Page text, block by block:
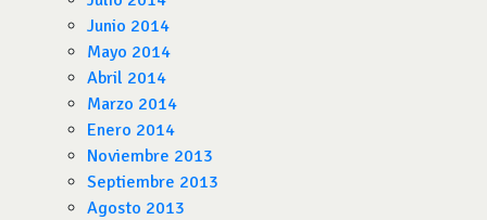
Junio 2014
Mayo 2014
Abril 2014
Marzo 2014
Enero 2014
Noviembre 2013
Septiembre 2013
Agosto 2013